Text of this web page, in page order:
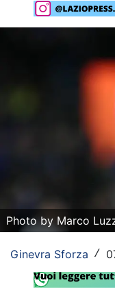
Rassegna
Champions
Europa League
Altri Sport
Formula 1
Tennis
Vela
Photo by Marco
Ginevra Sforza /